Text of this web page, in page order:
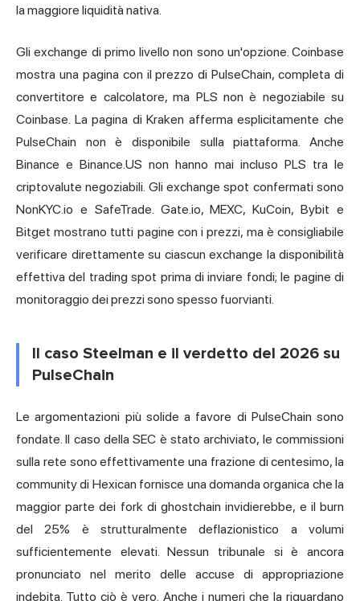
la maggiore liquidità nativa.
Gli exchange di primo livello non sono un'opzione. Coinbase
mostra una pagina con il prezzo di PulseChain, completa di
convertitore e calcolatore, ma PLS non è negoziabile su
Coinbase. La pagina di Kraken afferma esplicitamente che
PulseChain non è disponibile sulla piattaforma. Anche
Binance e Binance.US non hanno mai incluso PLS tra le
criptovalute negoziabili. Gli exchange spot confermati sono
NonKYC.io e SafeTrade. Gate.io, MEXC, KuCoin, Bybit e
Bitget mostrano tutti pagine con i prezzi, ma è consigliabile
verificare direttamente su ciascun exchange la disponibilità
effettiva del trading spot prima di inviare fondi; le pagine di
monitoraggio dei prezzi sono spesso fuorvianti.
Il caso Steelman e il verdetto del 2026 su
PulseChain
Le argomentazioni più solide a favore di PulseChain sono
fondate. Il caso della SEC è stato archiviato, le commissioni
sulla rete sono effettivamente una frazione di centesimo, la
community di Hexican fornisce una domanda organica che la
maggior parte dei fork di ghostchain invidierebbe, e il burn
del 25% è strutturalmente deflazionistico a volumi
sufficientemente elevati. Nessun tribunale si è ancora
pronunciato nel merito delle accuse di appropriazione
indebita. Tutto ciò è vero. Anche i numeri che la riguardano